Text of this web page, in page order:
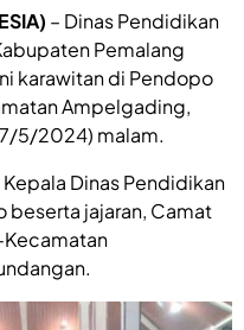
– Dinas Pendidikan
Pemalang
karawitan di Pendopo
Ampelgading,
5/2024) malam.
Dinas Pendidikan
beserta jajaran, Camat